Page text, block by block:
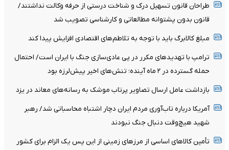
طراحان قانون تسهیل درک و شناخت درستی از حرفه وکالت نداشتند/
قانون بدون پشتوانه مطالعاتی و کارشناسی تصویب شد
مبلغ کالابرگ باید با توجه به تلاطم‌های اقتصادی افزایش پیدا کند
ترامپ با تهدیدهای مکرر در پی عادی‌سازی جنگ با ایران است/ احتمال
حمله گسترده در ۲ ماه آینده؛ تنش‌های اخیر پیش‌لرزه بود
بازداشت عامل ارسال تصاویر پرتاب موشک به رسانه‌های معاند در یزد
آمریکا درباره تاب‌آوری مردم ایران دچار اشتباه محاسباتی شد/ رهبر
شهید هیچ‌وقت دنبال جنگ نبودند
تأمین کالاهای اساسی از مرزهای زمینی از این پس یک الزام برای کشور